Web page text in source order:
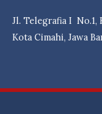
M.H.-
Dr.
N.
Jl. Telegrafia I No.1,
Kota Cimahi, Jawa